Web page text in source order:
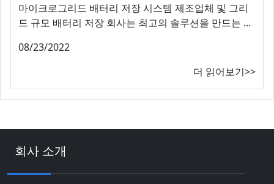
마이크로그리드 배터리 저장 시스템 제조업체 및 그리
드 규모 배터리 저장 회사는 최고의 솔루션을 만드는 ...
08/23/2022
더 읽어보기>>
회사 소개